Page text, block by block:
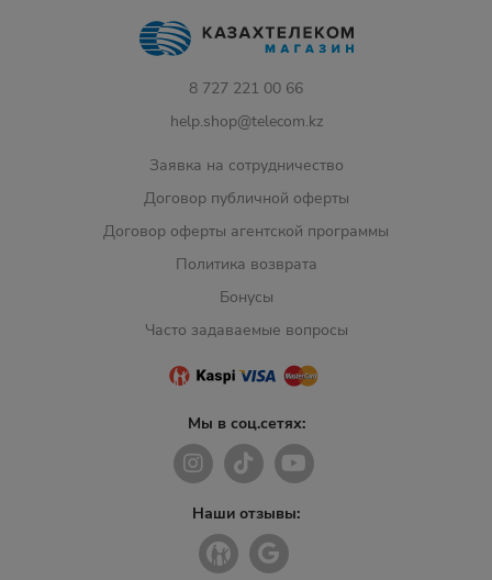
8 727 221 00 66
help.shop@telecom.kz
Заявка на сотрудничество
Договор публичной оферты
Договор оферты агентской программы
Политика возврата
Бонусы
Часто задаваемые вопросы
Мы в соц.сетях:
Наши отзывы: